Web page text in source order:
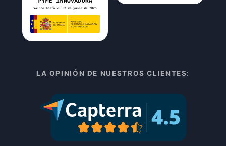
LA OPINIÓN DE NUESTROS CLIENTES: